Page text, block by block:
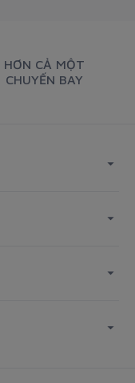
HƠN CẢ MỘT
CHUYẾN BAY